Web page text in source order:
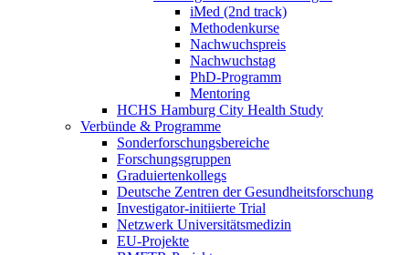
iMed (2nd track)
Methodenkurse
Nachwuchspreis
Nachwuchstag
PhD-Programm
Mentoring
HCHS Hamburg City Health Study
Verbünde & Programme
Sonderforschungsbereiche
Forschungsgruppen
Graduiertenkollegs
Deutsche Zentren der Gesundheitsforschung
Investigator-initiierte Trial
Netzwerk Universitätsmedizin
EU-Projekte